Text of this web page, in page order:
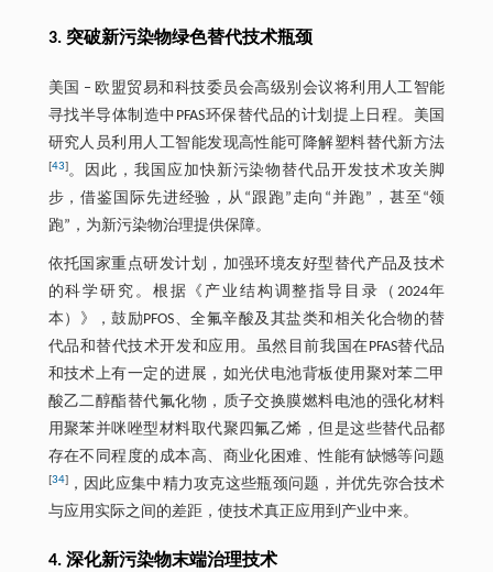
3. 突破新污染物绿色替代技术瓶颈
美国 ‒ 欧盟贸易和科技委员会高级别会议将利用人工智能
寻找半导体制造中PFAS环保替代品的计划提上日程。美国
研究人员利用人工智能发现高性能可降解塑料替代新方法
[43]。因此，我国应加快新污染物替代品开发技术攻关脚
步，借鉴国际先进经验，从“跟跑”走向“并跑”，甚至“领
跑”，为新污染物治理提供保障。
依托国家重点研发计划，加强环境友好型替代产品及技术
的科学研究。根据《产业结构调整指导目录（2024年
本）》，鼓励PFOS、全氟辛酸及其盐类和相关化合物的替
代品和替代技术开发和应用。虽然目前我国在PFAS替代品
和技术上有一定的进展，如光伏电池背板使用聚对苯二甲
酸乙二醇酯替代氟化物，质子交换膜燃料电池的强化材料
用聚苯并咪唑型材料取代聚四氟乙烯，但是这些替代品都
存在不同程度的成本高、商业化困难、性能有缺憾等问题
[34]，因此应集中精力攻克这些瓶颈问题，并优先弥合技术
与应用实际之间的差距，使技术真正应用到产业中来。
4. 深化新污染物末端治理技术